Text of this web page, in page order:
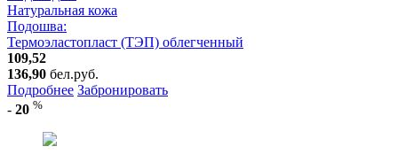
Натуральная кожа
Подошва:
Термоэластопласт (ТЭП) облегченный
109,52
136,90 бел.руб.
Подробнее Забронировать
- 20 %